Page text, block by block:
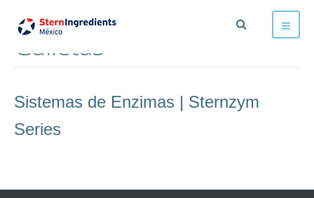
Galletas
Sistemas de Enzimas | Sternzym
Series